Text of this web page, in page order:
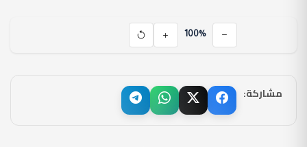
100%
مشاركة: